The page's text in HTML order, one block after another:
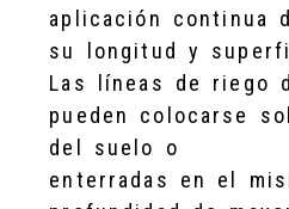
aplicación continua
su longitud y
Las líneas de riego
pueden colocarse
del suelo o
enterradas en el